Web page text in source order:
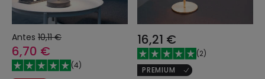
Antes 10,11 €
6,70 €
(4)
16,21 €
(2)
PREMIUM